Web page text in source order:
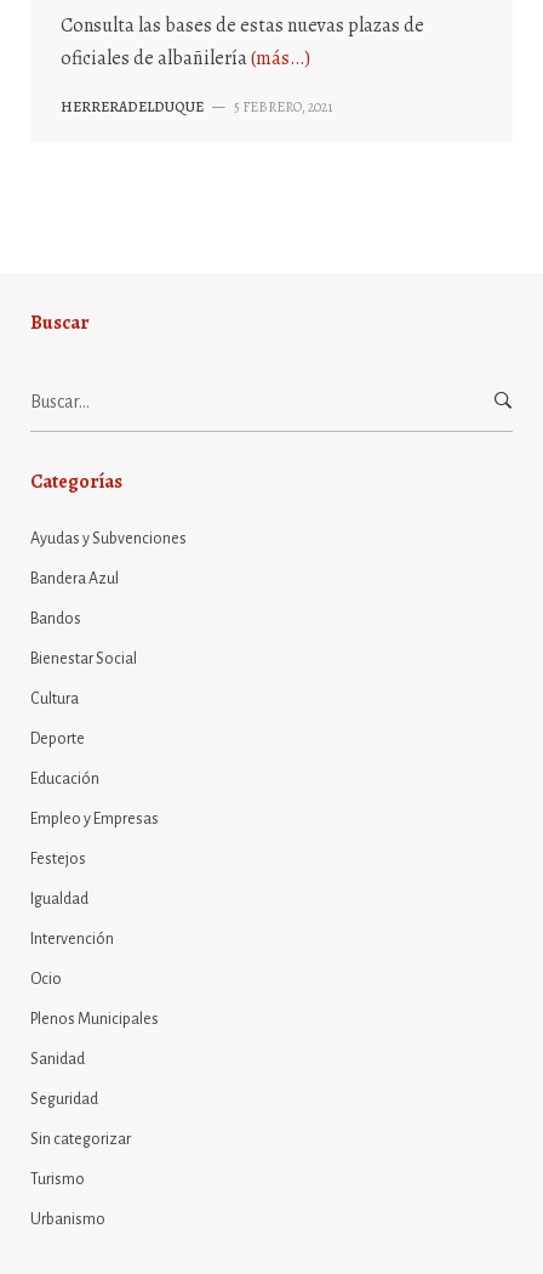
Consulta las bases de estas nuevas plazas de
oficiales de albañilería(más…)
HERRERADELDUQUE — 5 FEBRERO, 2021
Buscar
Categorías
Ayudas y Subvenciones
Bandera Azul
Bandos
Bienestar Social
Cultura
Deporte
Educación
Empleo y Empresas
Festejos
Igualdad
Intervención
Ocio
Plenos Municipales
Sanidad
Seguridad
Sin categorizar
Turismo
Urbanismo